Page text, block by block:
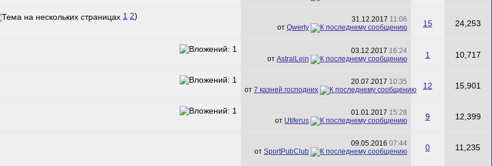
1 2) 31.12.2017 11:06
от Qwerty 15 24,253
03.12.2017 16:24
от AstralLein 1 10,717
20.07.2017 10:35
от 7 казней господних 12 15,901
01.01.2017 15:28
от Utiferus 9 12,399
09.05.2016 07:44
от SportPubClub 0 11,235